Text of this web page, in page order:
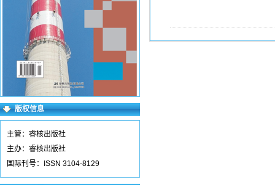
版权信息
主管：睿核出版社
主办：睿核出版社
国际刊号：ISSN 3104-8129